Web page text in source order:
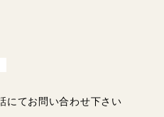
にてお問い合わせ下さい